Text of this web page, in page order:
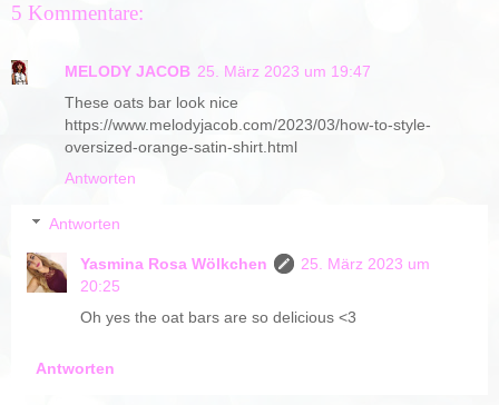
5 Kommentare:
MELODY JACOB 25. März 2023 um 19:47
These oats bar look nice
https://www.melodyjacob.com/2023/03/how-to-style-
oversized-orange-satin-shirt.html
Antworten
Antworten
Yasmina Rosa Wölkchen
25. März 2023 um
20:25
Oh yes the oat bars are so delicious <3
Antworten